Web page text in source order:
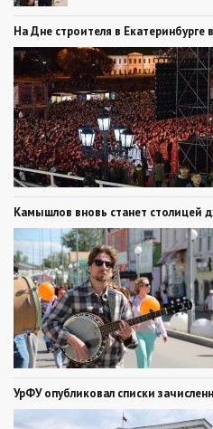
На Дне строителя в
Камышлов вновь станет столицей
УрФУ опубликовал списки